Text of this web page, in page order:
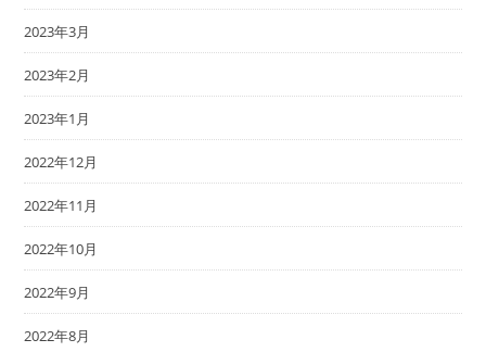
2023年3月
2023年2月
2023年1月
2022年12月
2022年11月
2022年10月
2022年9月
2022年8月